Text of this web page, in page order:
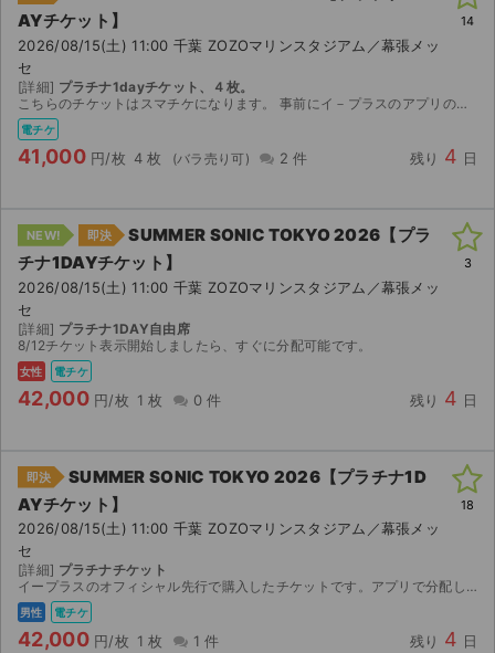
AYチケット】
2026/08/15(土) 11:00 千葉 ZOZOマリンスタジアム／幕張メッ
セ
[詳細] プラチナ1dayチケット、４枚。
こちらのチケットはスマチケになります。 事前にイ－プラスのアプリのインストールをお済ませください。 ご購入の場合にはイ－プラスのアプリに登録済みのメ－ルアドレス（複数枚ご購入の場合には複数人分...
電チケ
41,000 円/枚 4 枚 2 件 残り 4 日
14
NEW! 即決
SUMMER SONIC TOKYO 2026【プラ
チナ1DAYチケット】
2026/08/15(土) 11:00 千葉 ZOZOマリンスタジアム／幕張メッ
セ
[詳細] プラチナ1DAY自由席
8/12チケット表示開始しましたら、すぐに分配可能です。
女性 電チケ
42,000 円/枚 1 枚 0 件 残り 4 日
3
即決
SUMMER SONIC TOKYO 2026【プラチナ1D
AYチケット】
2026/08/15(土) 11:00 千葉 ZOZOマリンスタジアム／幕張メッ
セ
[詳細] プラチナチケット
イープラスのオフィシャル先行で購入したチケットです。アプリで分配しますので、メールアドレスの連絡をお願い致します。
男性 電チケ
42,000 円/枚 1 枚 1 件 残り 4 日
18